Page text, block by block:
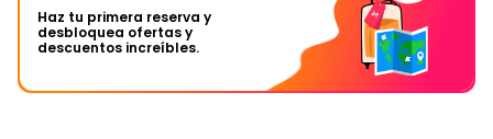
Haz tu primera reserva y
desbloquea ofertas y
descuentos increíbles.